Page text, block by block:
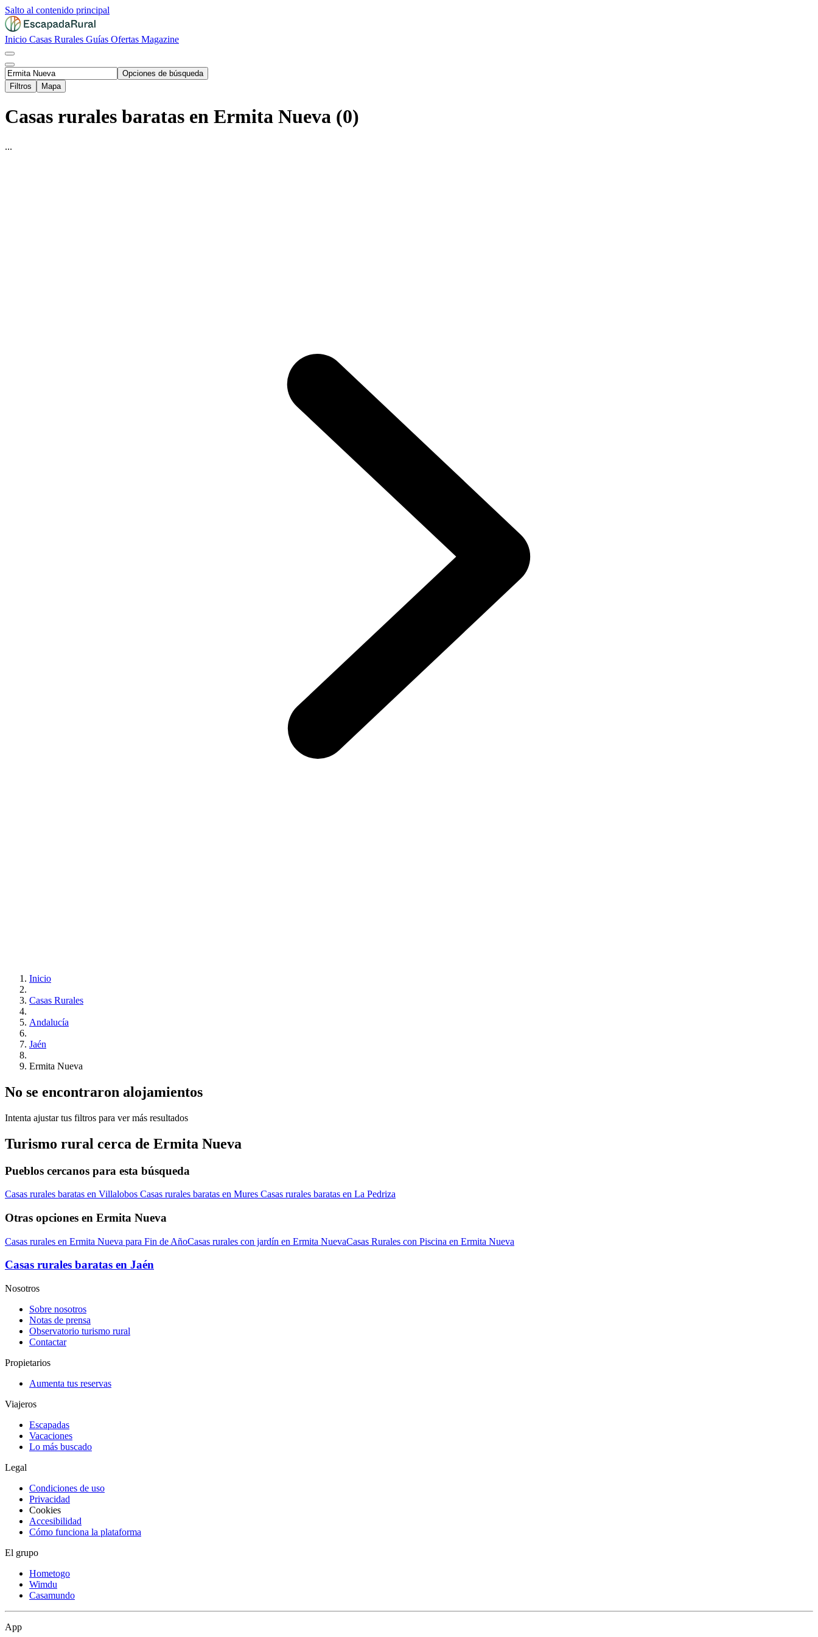
Salto al contenido principal
Inicio Casas Rurales Guías Ofertas Magazine
Opciones de búsqueda
Filtros
Mapa
Casas rurales baratas en Ermita Nueva (0)
...
Inicio
Casas Rurales
Andalucía
Jaén
Ermita Nueva
No se encontraron alojamientos
Intenta ajustar tus filtros para ver más resultados
Turismo rural cerca de Ermita Nueva
Pueblos cercanos para esta búsqueda
Casas rurales baratas en Villalobos Casas rurales baratas en Mures Casas rurales baratas en La Pedriza
Otras opciones en Ermita Nueva
Casas rurales en Ermita Nueva para Fin de AñoCasas rurales con jardín en Ermita NuevaCasas Rurales con Piscina en Ermita Nueva
Casas rurales baratas en Jaén
Nosotros
Sobre nosotros
Notas de prensa
Observatorio turismo rural
Contactar
Propietarios
Aumenta tus reservas
Viajeros
Escapadas
Vacaciones
Lo más buscado
Legal
Condiciones de uso
Privacidad
Cookies
Accesibilidad
Cómo funciona la plataforma
El grupo
Hometogo
Wimdu
Casamundo
App